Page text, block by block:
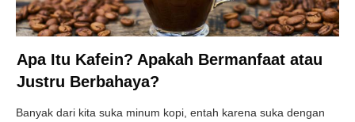
Apa Itu Kafein? Apakah Bermanfaat atau
Justru Berbahaya?
Banyak dari kita suka minum kopi, entah karena suka dengan